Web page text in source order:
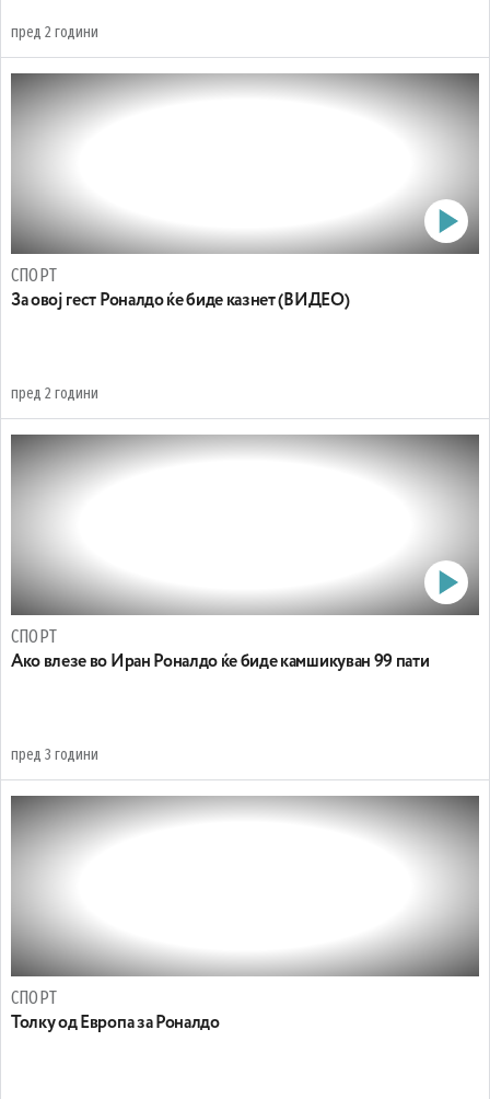
пред 2 години
СПОРТ
За овој гест Роналдо ќе биде казнет (ВИДЕО)
пред 2 години
СПОРТ
Ако влезе во Иран Роналдо ќе биде камшикуван 99 пати
пред 3 години
СПОРТ
Толку од Европа за Роналдо